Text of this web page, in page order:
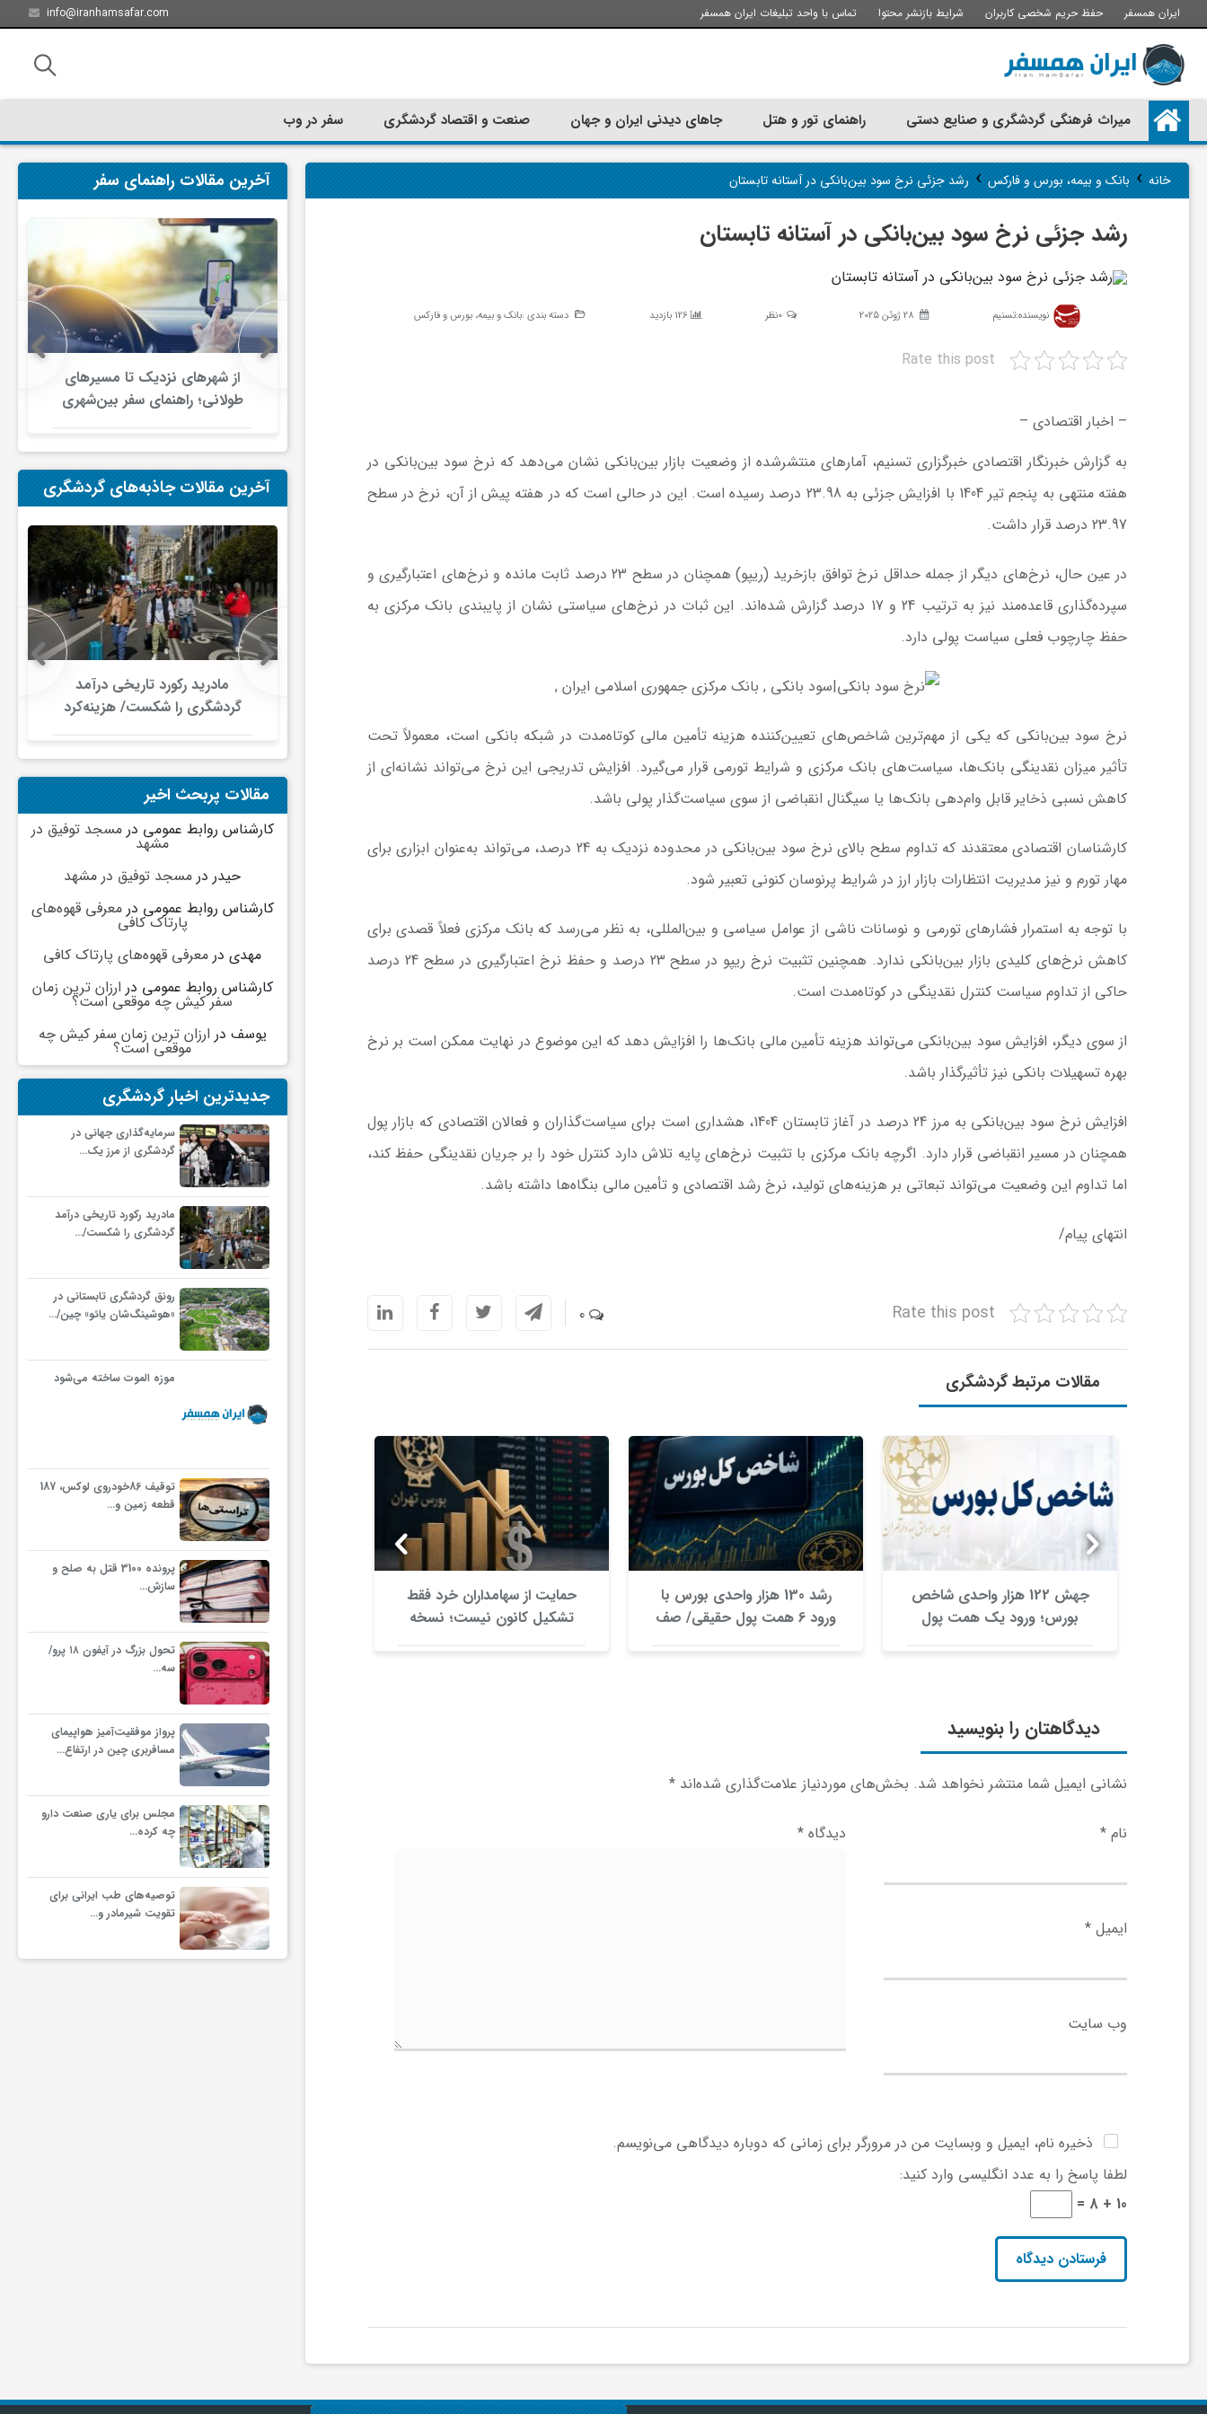
ایران همسفر حفظ حریم شخصی کاربران شرایط بازنشر محتوا تماس با واحد تبلیغات ایران همسفر info@iranhamsafar.com
م
ی
ج
میراث فرهنگی گردشگری و صنایع دستی راهنمای تور و هتل جاهای دیدنی ایران و جهان صنعت و اقتصاد گردشگری سفر در وب
خانه›بانک و بیمه، بورس و فارکس›رشد جزئی نرخ سود بین‌بانکی در آستانه تابستان
رشد جزئی نرخ سود بین‌بانکی در آستانه تابستان
نویسنده:تسنیم 28 ژوئن 2025 0نظر 126 بازدید دسته بندی :بانک و بیمه، بورس و فارکس
Rate this post
– اخبار اقتصادی –
به گزارش خبرنگار اقتصادی خبرگزاری تسنیم، آمارهای منتشرشده از وضعیت بازار بین‌بانکی نشان می‌دهد که نرخ سود بین‌بانکی در
هفته منتهی به پنجم تیر 1404 با افزایش جزئی به 23.98 درصد رسیده است. این در حالی است که در هفته پیش از آن، نرخ در سطح
23.97 درصد قرار داشت.
در عین حال، نرخ‌های دیگر از جمله حداقل نرخ توافق بازخرید (ریپو) همچنان در سطح 23 درصد ثابت مانده و نرخ‌های اعتبارگیری و
سپرده‌گذاری قاعده‌مند نیز به ترتیب 24 و 17 درصد گزارش شده‌اند. این ثبات در نرخ‌های سیاستی نشان از پایبندی بانک مرکزی به
حفظ چارچوب فعلی سیاست پولی دارد.
نرخ سود بین‌بانکی که یکی از مهم‌ترین شاخص‌های تعیین‌کننده هزینه تأمین مالی کوتاه‌مدت در شبکه بانکی است، معمولاً تحت
تأثیر میزان نقدینگی بانک‌ها، سیاست‌های بانک مرکزی و شرایط تورمی قرار می‌گیرد. افزایش تدریجی این نرخ می‌تواند نشانه‌ای از
کاهش نسبی ذخایر قابل وام‌دهی بانک‌ها یا سیگنال انقباضی از سوی سیاست‌گذار پولی باشد.
کارشناسان اقتصادی معتقدند که تداوم سطح بالای نرخ سود بین‌بانکی در محدوده نزدیک به 24 درصد، می‌تواند به‌عنوان ابزاری برای
مهار تورم و نیز مدیریت انتظارات بازار ارز در شرایط پرنوسان کنونی تعبیر شود.
با توجه به استمرار فشارهای تورمی و نوسانات ناشی از عوامل سیاسی و بین‌المللی، به نظر می‌رسد که بانک مرکزی فعلاً قصدی برای
کاهش نرخ‌های کلیدی بازار بین‌بانکی ندارد. همچنین تثبیت نرخ ریپو در سطح 23 درصد و حفظ نرخ اعتبارگیری در سطح 24 درصد
حاکی از تداوم سیاست کنترل نقدینگی در کوتاه‌مدت است.
از سوی دیگر، افزایش سود بین‌بانکی می‌تواند هزینه تأمین مالی بانک‌ها را افزایش دهد که این موضوع در نهایت ممکن است بر نرخ
بهره تسهیلات بانکی نیز تأثیرگذار باشد.
افزایش نرخ سود بین‌بانکی به مرز 24 درصد در آغاز تابستان 1404، هشداری است برای سیاست‌گذاران و فعالان اقتصادی که بازار پول
همچنان در مسیر انقباضی قرار دارد. اگرچه بانک مرکزی با تثبیت نرخ‌های پایه تلاش دارد کنترل خود را بر جریان نقدینگی حفظ کند،
اما تداوم این وضعیت می‌تواند تبعاتی بر هزینه‌های تولید، نرخ رشد اقتصادی و تأمین مالی بنگاه‌ها داشته باشد.
انتهای پیام/
Rate this post
0
مقالات مرتبط گردشگری
جهش 122 هزار واحدی شاخص
بورس؛ ورود یک همت پول
حقیقی در آغاز معاملات
رشد 130 هزار واحدی بورس با
ورود 6 همت پول حقیقی/ صف
خرید 700 نماد
حمایت از سهامداران خرد فقط
تشکیل کانون نیست؛ نسخه
تقویت اعتماد بازار
عرضه اولیه یک شرکت
تولیدکننده باتری در بورس
تهران
دیدگاهتان را بنویسید
نشانی ایمیل شما منتشر نخواهد شد. بخش‌های موردنیاز علامت‌گذاری شده‌اند *
دیدگاه* نام *
ایمیل *
وب‌ سایت
ذخیره نام، ایمیل و وبسایت من در مرورگر برای زمانی که دوباره دیدگاهی می‌نویسم.
لطفا پاسخ را به عدد انگلیسی وارد کنید:
10 + 8 =
آخرین مقالات راهنمای سفر
از شهرهای نزدیک تا مسیرهای
طولانی؛ راهنمای سفر بین‌شهری
در ایران
آخرین مقالات جاذبه‌های گردشگری
مسجد توفیق در مشهد
WTTC: آینده صنعت سفر با
شتاب سرمایه‌گذاری جهانی
تضمین می‌شود
مادرید رکورد تاریخی درآمد
گردشگری را شکست/ هزینه‌کرد
گردشگران خارجی از ۱۰ میلیارد
مقالات پربحث اخیر
کارشناس روابط عمومی درمسجد توفیق در
مشهد
حیدردر مسجد توفیق در مشهد
کارشناس روابط عمومی درمعرفی قهوه‌های
پارتاک کافی
مهدیدر معرفی قهوه‌های پارتاک کافی
کارشناس روابط عمومی در ارزان ترین زمان
سفر کیش چه موقعی است؟
یوسف در ارزان ترین زمان سفر کیش چه
موقعی است؟
جدیدترین اخبار گردشگری
سرمایه‌گذاری جهانی در
گردشگری از مرز یک…
مادرید رکورد تاریخی درآمد
گردشگری را شکست/…
رونق گردشگری تابستانی در
«هوشینگ‌شان یائو» چین/…
موزه الموت ساخته می‌شود
توقیف 86خودروی لوکس، 187
قطعه زمین و…
پرونده 3100 قتل به صلح و
سازش…
تحول بزرگ در آیفون ۱۸ پرو/
سه…
پرواز موفقیت‌آمیز هواپیمای
مسافربری چین در ارتفاع…
مجلس برای یاری صنعت دارو
چه کرده…
توصیه‌های طب ایرانی برای
تقویت شیرمادر و…